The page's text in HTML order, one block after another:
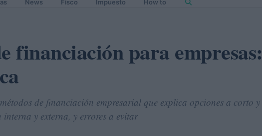
News Fisco Impuesto How to
financiación para empresas:
de financiación empresarial que explica opciones a corto y
y externa, y errores a evitar